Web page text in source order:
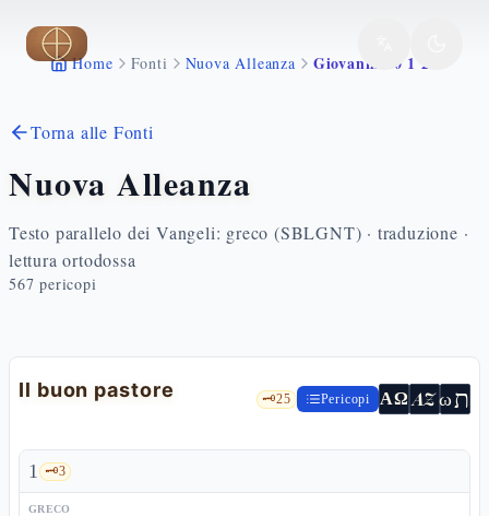
Vai al contenuto principale
Home Fonti Nuova Alleanza Giovanni 10 1 21
Torna alle Fonti
Nuova Alleanza
Testo parallelo dei Vangeli: greco (SBLGNT) · traduzione ·
lettura ortodossa
567 pericopi
Il buon pastore 🗝️25 Pericopi ΑΩ AZωת
1 🗝️3
GRECO